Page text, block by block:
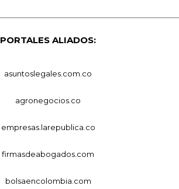
PORTALES ALIADOS:
asuntoslegales.com.co
agronegocios.co
empresas.larepublica.co
firmasdeabogados.com
bolsaencolombia.com